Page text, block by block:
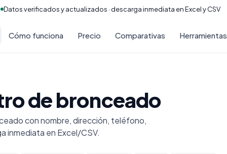
Datos verificados y actualizados · descarga inmediata en Excel y CSV
Cómo funciona Precio Comparativas Herramientas
de bronceado
con nombre, dirección, teléfono,
inmediata en Excel/CSV.